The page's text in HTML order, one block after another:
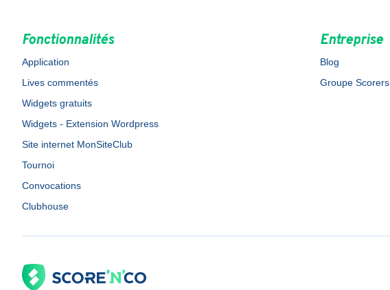
Fonctionnalités
Application
Lives commentés
Widgets gratuits
Widgets - Extension Wordpress
Site internet MonSiteClub
Tournoi
Convocations
Clubhouse
Entreprise
Blog
Groupe Scorers